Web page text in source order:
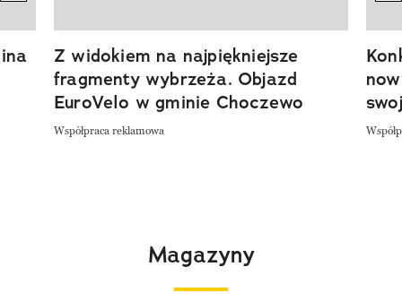
Z widokiem na najpiękniejsze
fragmenty wybrzeża. Objazd
EuroVelo w gminie Choczewo
Współpraca reklamowa
Magazyny